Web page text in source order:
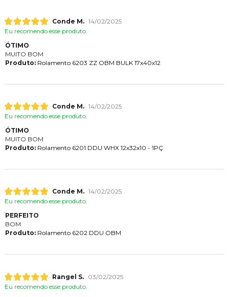
Conde M. 14/02/2025
Eu recomendo esse produto.
ÓTIMO
MUITO BOM
Produto:Rolamento 6203 ZZ OBM BULK 17x40x12
Conde M. 14/02/2025
Eu recomendo esse produto.
ÓTIMO
MUITO BOM
Produto:Rolamento 6201 DDU WHX 12x32x10 - 1PÇ
Conde M. 14/02/2025
Eu recomendo esse produto.
PERFEITO
BOM
Produto:Rolamento 6202 DDU OBM
Rangel S.
03/02/2025
Eu recomendo esse produto.